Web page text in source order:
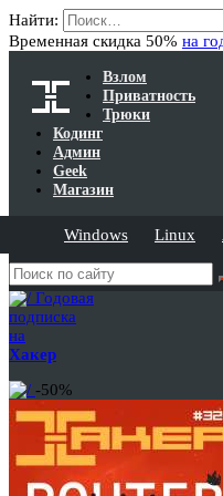
Найти:
Временная скидка 50% на
Взлом
Приватность
Трюки
Кодинг
Админ
Geek
Магазин
Windows Linux
Годовая
подписка
на
Хакер
-50%